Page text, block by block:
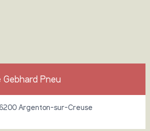
Pneu
Argenton-sur-Creuse